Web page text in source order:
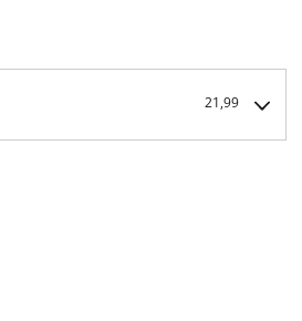
21,99